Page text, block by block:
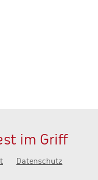
im Griff
Datenschutz